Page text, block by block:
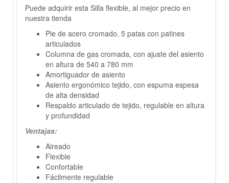
Puede adquirir esta Silla flexible, al mejor precio en
nuestra tienda
Pie de acero cromado, 5 patas con patines
articulados
Columna de gas cromada, con ajuste del asiento
en altura de 540 a 780 mm
Amortiguador de asiento
Asiento ergonómico tejido, con espuma espesa
de alta densidad
Respaldo articulado de tejido, regulable en altura
y profundidad
Ventajas:
Aireado
Flexible
Confortable
Fácilmente regulable